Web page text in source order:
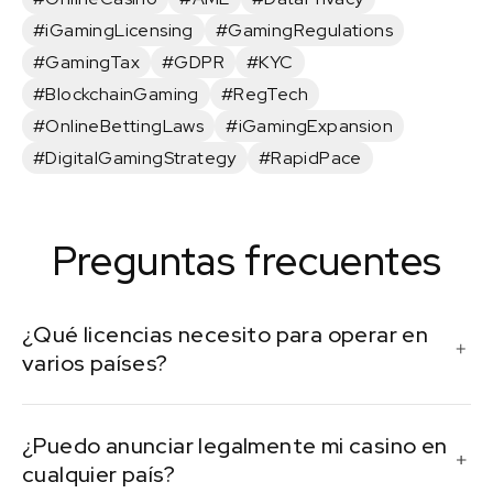
#iGamingLicensing
#GamingRegulations
#GamingTax
#GDPR
#KYC
#BlockchainGaming
#RegTech
#OnlineBettingLaws
#iGamingExpansion
#DigitalGamingStrategy
#RapidPace
Preguntas frecuentes
¿Qué licencias necesito para operar en
varios países?
ejemplo, Malta y el Reino Unido tienen procesos
separados con diferentes requisitos de cumplimiento.
¿Puedo anunciar legalmente mi casino en
cualquier país?